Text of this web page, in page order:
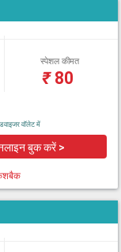
स्पेशल कीमत
₹80
वॉलेट में
बुक करें >